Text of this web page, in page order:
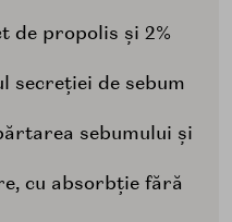
de propolis și 2%
secreției de sebum
sebumului și
cu absorbție fără